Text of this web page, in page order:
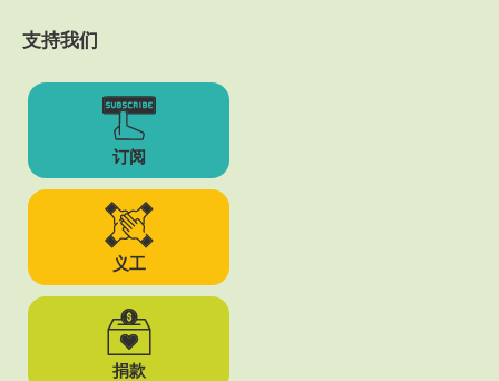
支持我们
订阅
义工
捐款